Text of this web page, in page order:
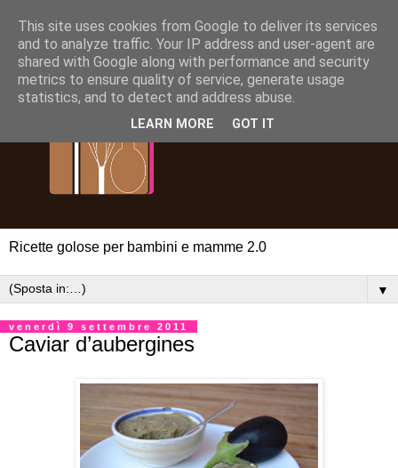
Ricette golose per bambini e mamme 2.0
▼
venerdì 9 settembre 2011
Caviar d’aubergines
This site uses cookies from Google to deliver its services
and to analyze traffic. Your IP address and user-agent are
shared with Google along with performance and security
metrics to ensure quality of service, generate usage
statistics, and to detect and address abuse.
LEARN MORE GOT IT